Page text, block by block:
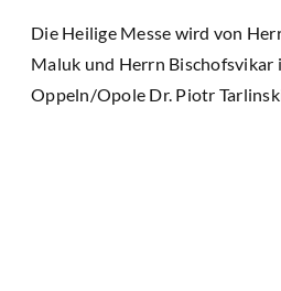
Die Heilige Messe wird von
Maluk und Herrn Bischofsvikar
Oppeln/Opole Dr. Piotr